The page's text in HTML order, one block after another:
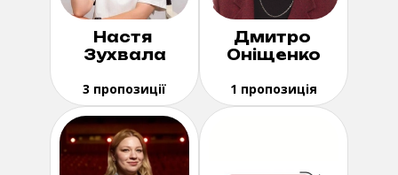
Настя
Зухвала
3 пропозиції
Дмитро
Оніщенко
1 пропозиція